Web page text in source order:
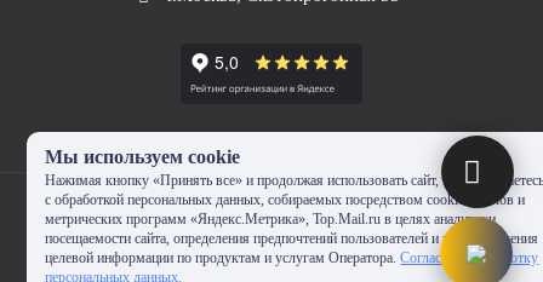
© 2010-2024 - EUROMAT|3D-SHOP.RU. Все права защищены. Копирование
Мы используем cookie
Нажимая кнопку «Принять все» и продолжая использовать сайт, Вы
с обработкой персональных данных, собираемых посредством cookie-файлов и
метрических программ «Яндекс.Метрика», Top.Mail.ru в целях аналитики
посещаемости сайта, определения предпочтений пользователей и предоставления
целевой информации по продуктам и услугам Оператора.Согласие на обработку
персональных данных.